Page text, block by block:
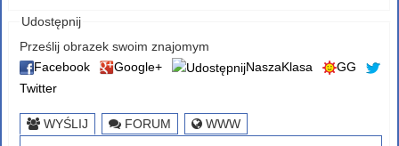
Udostępnij
Prześlij obrazek swoim znajomym
Facebook
Google+ NaszaKlasa
GG
Twitter
WYŚLIJ FORUM WWW